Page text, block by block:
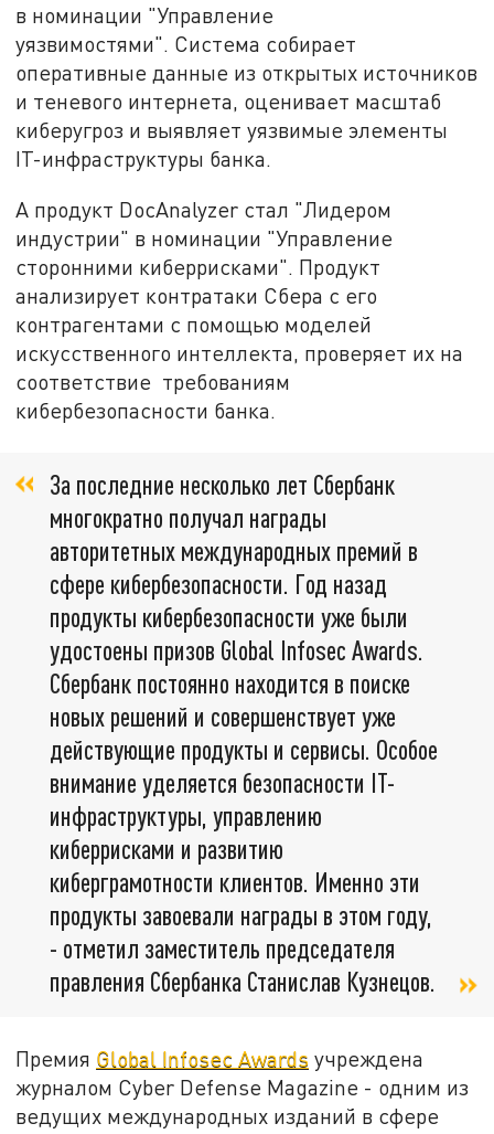
в номинации "Управление
уязвимостями". Система собирает
оперативные данные из открытых источников
и теневого интернета, оценивает масштаб
киберугроз и выявляет уязвимые элементы
IT-инфраструктуры банка.
А продукт DocAnalyzer стал "Лидером
индустрии" в номинации "Управление
сторонними киберрисками". Продукт
анализирует контратаки Сбера с его
контрагентами с помощью моделей
искусственного интеллекта, проверяет их на
соответствие требованиям
кибербезопасности банка.
За последние несколько лет Сбербанк
многократно получал награды
авторитетных международных премий в
сфере кибербезопасности. Год назад
продукты кибербезопасности уже были
удостоены призов Global Infosec Awards.
Сбербанк постоянно находится в поиске
новых решений и совершенствует уже
действующие продукты и сервисы. Особое
внимание уделяется безопасности IT-
инфраструктуры, управлению
киберрисками и развитию
киберграмотности клиентов. Именно эти
продукты завоевали награды в этом году,
- отметил заместитель председателя
правления Сбербанка Станислав Кузнецов.
Премия Global Infosec Awards учреждена
журналом Cyber Defense Magazine - одним из
ведущих международных изданий в сфере